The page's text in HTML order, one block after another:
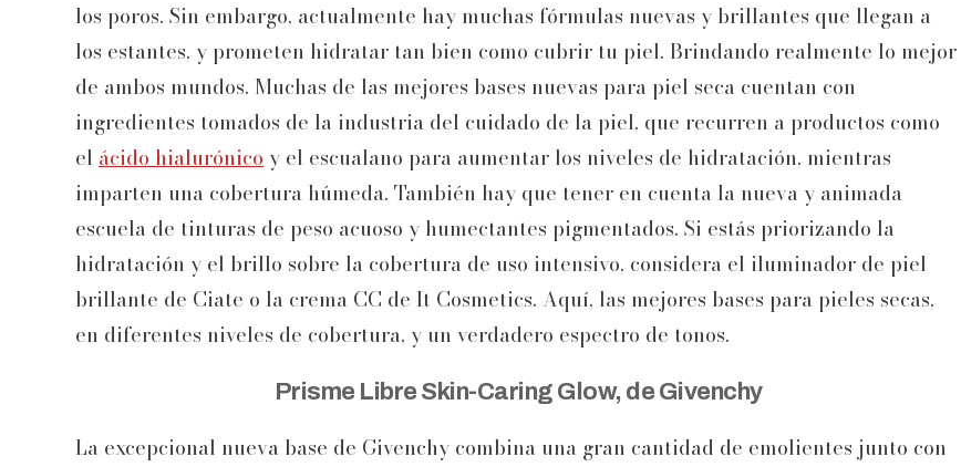
los poros. Sin embargo, actualmente hay muchas fórmulas nuevas y brillantes que llegan a
los estantes, y prometen hidratar tan bien como cubrir tu piel. Brindando realmente lo mejor
de ambos mundos. Muchas de las mejores bases nuevas para piel seca cuentan con
ingredientes tomados de la industria del cuidado de la piel, que recurren a productos como
el ácido hialurónico y el escualano para aumentar los niveles de hidratación, mientras
imparten una cobertura húmeda. También hay que tener en cuenta la nueva y animada
escuela de tinturas de peso acuoso y humectantes pigmentados. Si estás priorizando la
hidratación y el brillo sobre la cobertura de uso intensivo, considera el iluminador de piel
brillante de Ciate o la crema CC de It Cosmetics. Aquí, las mejores bases para pieles secas,
en diferentes niveles de cobertura, y un verdadero espectro de tonos.
Prisme Libre Skin-Caring Glow, de Givenchy
La excepcional nueva base de Givenchy combina una gran cantidad de emolientes junto con